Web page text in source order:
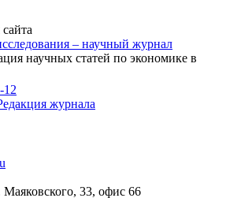
научных статей по экономике в
12
журнала
Маяковского, 33, офис 66